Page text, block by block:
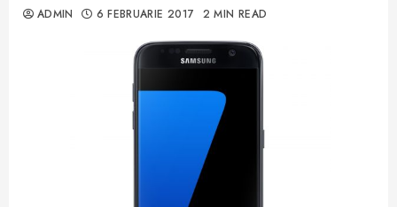
ADMIN 6 FEBRUARIE 2017 2 MIN READ